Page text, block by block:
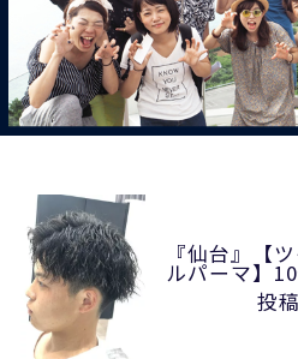
『仙台』【
ルパーマ】
投